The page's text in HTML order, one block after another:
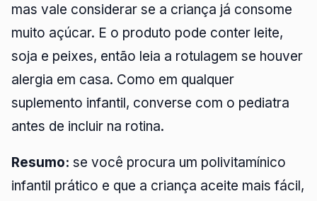
mas vale considerar se a criança já consome
muito açúcar. E o produto pode conter leite,
soja e peixes, então leia a rotulagem se houver
alergia em casa. Como em qualquer
suplemento infantil, converse com o pediatra
antes de incluir na rotina.
Resumo: se você procura um polivitamínico
infantil prático e que a criança aceite mais fácil,